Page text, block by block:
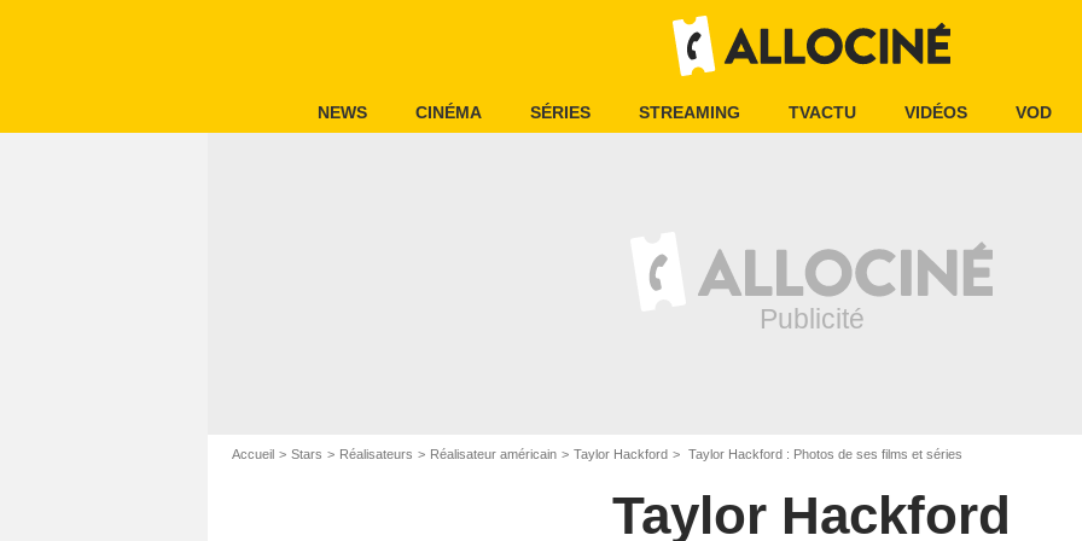
NEWS CINÉMA SÉRIES STREAMING TVACTU VIDÉOS VOD
Accueil Stars Réalisateurs Réalisateur américain Taylor Hackford Taylor Hackford : Photos de ses films et séries
Taylor Hackford